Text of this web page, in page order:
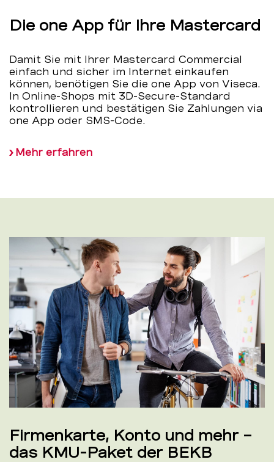
Die one App für Ihre Mastercard
Damit Sie mit Ihrer Mastercard Commercial
einfach und sicher im Internet einkaufen
können, benötigen Sie die one App von Viseca.
In Online-Shops mit 3D-Secure-Standard
kontrollieren und bestätigen Sie Zahlungen via
one App oder SMS-Code.
Mehr erfahren
Firmenkarte, Konto und mehr –
das KMU-Paket der BEKB